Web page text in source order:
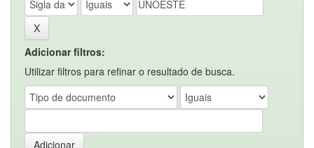
Adicionar filtros:
Utilizar filtros para refinar o resultado de busca.